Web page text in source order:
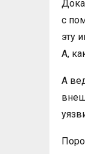
с
эту
А,
А